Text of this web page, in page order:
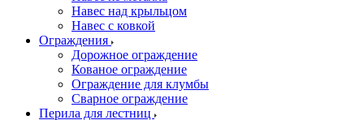
Навес над крыльцом
Навес с ковкой
Ограждения
Дорожное ограждение
Кованое ограждение
Ограждение для клумбы
Сварное ограждение
Перила для лестниц